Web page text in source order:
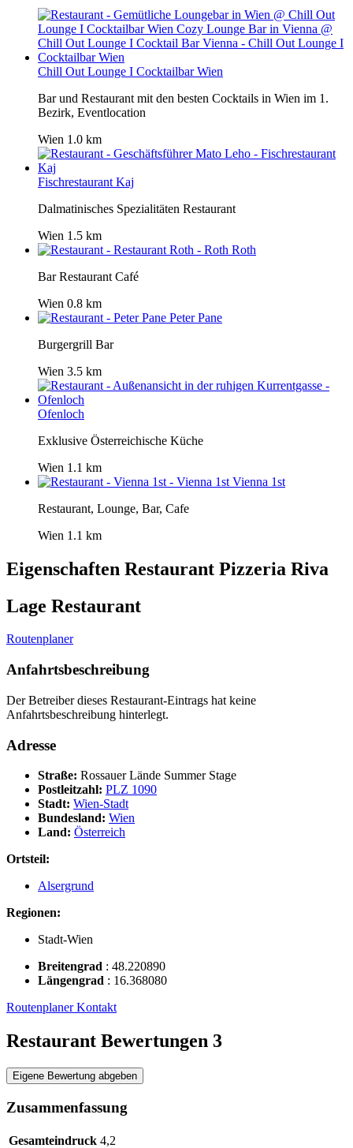
Chill Out Lounge I Cocktailbar Wien
Bar und Restaurant mit den besten Cocktails in Wien im 1.
Bezirk, Eventlocation
Wien 1.0 km
Fischrestaurant Kaj
Dalmatinisches Spezialitäten Restaurant
Wien 1.5 km
Roth
Bar Restaurant Café
Wien 0.8 km
Peter Pane
Burgergrill Bar
Wien 3.5 km
Ofenloch
Exklusive Österreichische Küche
Wien 1.1 km
Vienna 1st
Restaurant, Lounge, Bar, Cafe
Wien 1.1 km
Eigenschaften Restaurant Pizzeria Riva
Lage Restaurant
Routenplaner
Anfahrtsbeschreibung
Der Betreiber dieses Restaurant-Eintrags hat keine
Anfahrtsbeschreibung hinterlegt.
Adresse
Straße: Rossauer Lände Summer Stage
Postleitzahl: PLZ 1090
Stadt: Wien-Stadt
Bundesland: Wien
Land: Österreich
Ortsteil:
Alsergrund
Regionen:
Stadt-Wien
Breitengrad : 48.220890
Längengrad : 16.368080
RoutenplanerKontakt
Restaurant Bewertungen 3
Eigene Bewertung abgeben
Zusammenfassung
Gesamteindruck 4,2